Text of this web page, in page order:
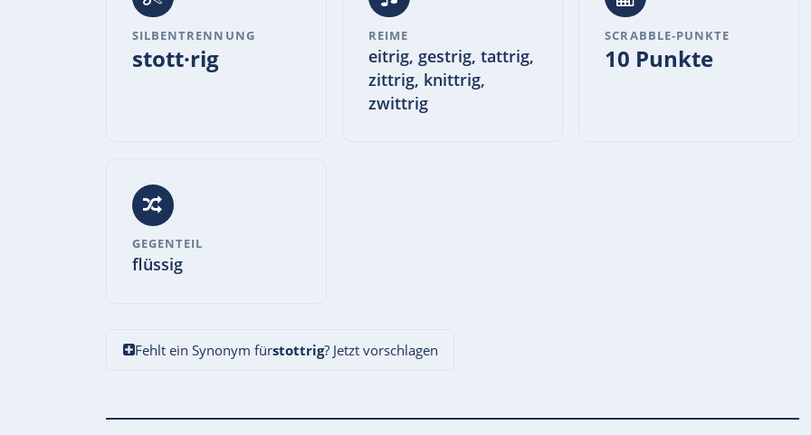
SILBENTRENNUNG
stott·rig
REIME
eitrig, gestrig, tattrig,
zittrig, knittrig,
zwittrig
SCRABBLE-PUNKTE
10 Punkte
GEGENTEIL
flüssig
Fehlt ein Synonym fürstottrig? Jetzt vorschlagen